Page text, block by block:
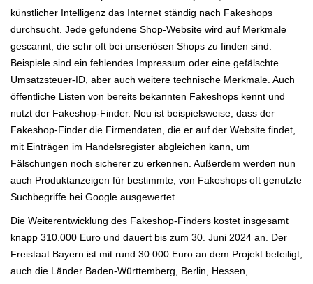
künstlicher Intelligenz das Internet ständig nach Fakeshops
durchsucht. Jede gefundene Shop-Website wird auf Merkmale
gescannt, die sehr oft bei unseriösen Shops zu finden sind.
Beispiele sind ein fehlendes Impressum oder eine gefälschte
Umsatzsteuer-ID, aber auch weitere technische Merkmale. Auch
öffentliche Listen von bereits bekannten Fakeshops kennt und
nutzt der Fakeshop-Finder. Neu ist beispielsweise, dass der
Fakeshop-Finder die Firmendaten, die er auf der Website findet,
mit Einträgen im Handelsregister abgleichen kann, um
Fälschungen noch sicherer zu erkennen. Außerdem werden nun
auch Produktanzeigen für bestimmte, von Fakeshops oft genutzte
Suchbegriffe bei Google ausgewertet.
Die Weiterentwicklung des Fakeshop-Finders kostet insgesamt
knapp 310.000 Euro und dauert bis zum 30. Juni 2024 an. Der
Freistaat Bayern ist mit rund 30.000 Euro an dem Projekt beteiligt,
auch die Länder Baden-Württemberg, Berlin, Hessen,